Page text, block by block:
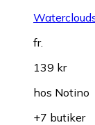
fr.
139 kr
hos Notino
+7 butiker